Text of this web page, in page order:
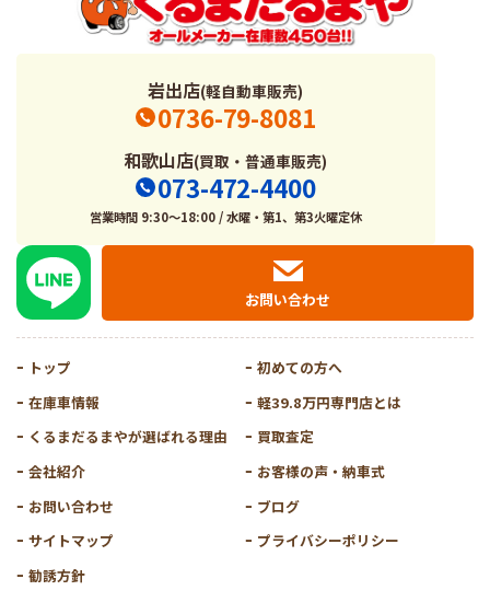
岩出店(軽自動車販売)
0736-79-8081
和歌山店(買取・普通車販売)
073-472-4400
営業時間 9:30～18:00 / 水曜・第1、第3火曜定休
お問い合わせ
トップ
初めての方へ
在庫車情報
軽39.8万円専門店とは
くるまだるまやが選ばれる理由
買取査定
会社紹介
お客様の声・納車式
お問い合わせ
ブログ
サイトマップ
プライバシーポリシー
勧誘方針